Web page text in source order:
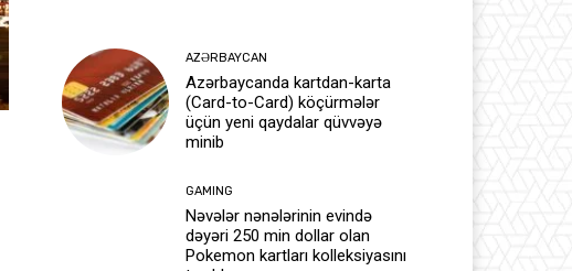
AZƏRBAYCAN
Azərbaycanda kartdan-karta
(Card-to-Card) köçürmələr
üçün yeni qaydalar qüvvəyə
minib
GAMING
Nəvələr nənələrinin evində
dəyəri 250 min dollar olan
Pokemon kartları kolleksiyasını